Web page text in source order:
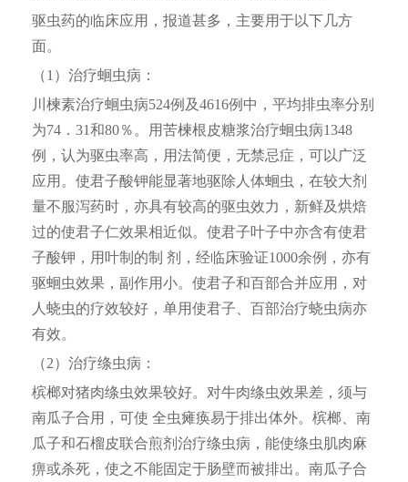
驱虫药的临床应用，报道甚多，主要用于以下几方
面。
（1）治疗蛔虫病：
川楝素治疗蛔虫病524例及4616例中，平均排虫率分别
为74．31和80％。用苦楝根皮糖浆治疗蛔虫病1348
例，认为驱虫率高，用法简便，无禁忌症，可以广泛
应用。使君子酸钾能显著地驱除人体蛔虫，在较大剂
量不服泻药时，亦具有较高的驱虫效力，新鲜及烘焙
过的使君子仁效果相近似。使君子叶子中亦含有使君
子酸钾，用叶制的制 剂，经临床验证1000余例，亦有
驱蛔虫效果，副作用小。使君子和百部合并应用，对
人蛲虫的疗效较好，单用使君子、百部治疗蛲虫病亦
有效。
（2）治疗绦虫病：
槟榔对猪肉绦虫效果较好。对牛肉绦虫效果差，须与
南瓜子合用，可使 全虫瘫痪易于排出体外。槟榔、南
瓜子和石榴皮联合煎剂治疗绦虫病，能使绦虫肌肉麻
痹或杀死，使之不能固定于肠壁而被排出。南瓜子合